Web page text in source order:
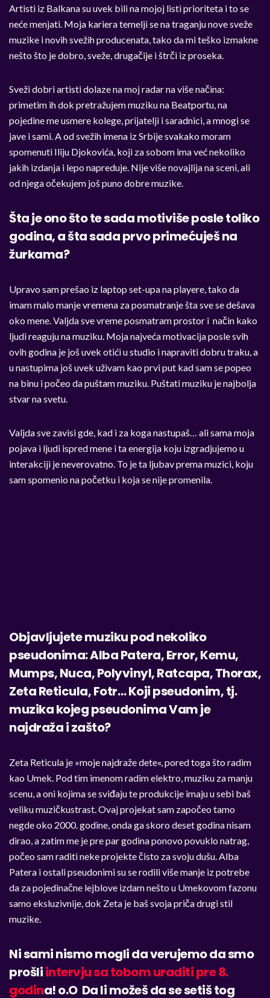
Artisti iz Balkana su uvek bili na mojoj listi prioriteta i to se
neće menjati. Moja kariera temelji se na traganju nove sveže
muzike i novih svežih producenata, tako da mi teško izmakne
nešto što je dobro, sveže, drugačije i štrči iz proseka.
Sveži dobri artisti dolaze na moj radar na više načina:
primetim ih dok pretražujem muziku na Beatportu, na
pojedine me usmere kolege, prijatelji i saradnici, a mnogi se
jave i sami. A od svežih imena iz Srbije svakako moram
spomenuti Iliju Djokovića, koji za sobom ima već nekoliko
jakih izdanja i lepo napreduje. Nije više novajlija na sceni, ali
od njega očekujem još puno dobre muzike.
Šta je ono što te sada motiviše posle toliko
godina, a šta sada prvo primećuješ na
žurkama?
Upravo sam prešao iz laptop set-upa na playere, tako da
imam malo manje vremena za posmatranje šta sve se dešava
oko mene. Valjda sve vreme posmatram prostor i način kako
ljudi reaguju na muziku. Moja najveća motivacija posle svih
ovih godina je još uvek otići u studio i napraviti dobru traku, a
u nastupima još uvek uživam kao prvi put kad sam se popeo
na binu i počeo da puštam muziku. Puštati muziku je najbolja
stvar na svetu.
Valjda sve zavisi gde, kad i za koga nastupaš… ali sama moja
pojava i ljudi ispred mene i ta energija koju izgradjujemo u
interakciji je neverovatno. To je ta ljubav prema muzici, koju
sam spomenio na početku i koja se nije promenila.
Objavljujete muziku pod nekoliko
pseudonima: Alba Patera, Error, Kemu,
Mumps, Nuca, Polyvinyl, Ratcapa, Thorax,
Zeta Reticula, Fotr… Koji pseudonim, tj.
muzika kojeg pseudonima Vam je
najdraža i zašto?
Zeta Reticula je »moje najdraže dete«, pored toga što radim
kao Umek. Pod tim imenom radim elektro, muziku za manju
scenu, a oni kojima se sviđaju te produkcije imaju u sebi baš
veliku muzičkustrast. Ovaj projekat sam započeo tamo
negde oko 2000. godine, onda ga skoro deset godina nisam
dirao, a zatim me je pre par godina ponovo povuklo natrag,
počeo sam raditi neke projekte čisto za svoju dušu. Alba
Patera i ostali pseudonimi su se rodili više manje iz potrebe
da za pojedinačne lejblove izdam nešto u Umekovom fazonu
samo eksluzivnije, dok Zeta je baš svoja priča drugi stil
muzike.
Ni sami nismo mogli da verujemo da smo
prošliintervju sa tobom uraditi pre 8.
godina! o.O Da li možeš da se setiš tog